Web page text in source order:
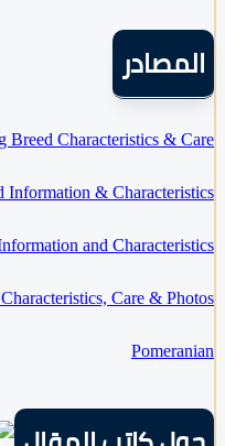
Dog Breed Characteristics
Breed Information &
Information and
Characteristics, Care &